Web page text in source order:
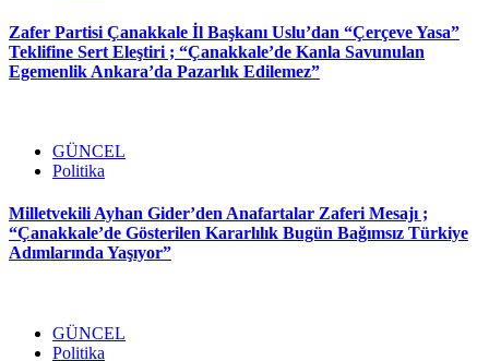
Zafer Partisi Çanakkale İl Başkanı Uslu’dan “Çerçeve Yasa”
Teklifine Sert Eleştiri ; “Çanakkale’de Kanla Savunulan
Egemenlik Ankara’da Pazarlık Edilemez”
GÜNCEL
Politika
Milletvekili Ayhan Gider’den Anafartalar Zaferi Mesajı ;
“Çanakkale’de Gösterilen Kararlılık Bugün Bağımsız Türkiye
Adımlarında Yaşıyor”
GÜNCEL
Politika